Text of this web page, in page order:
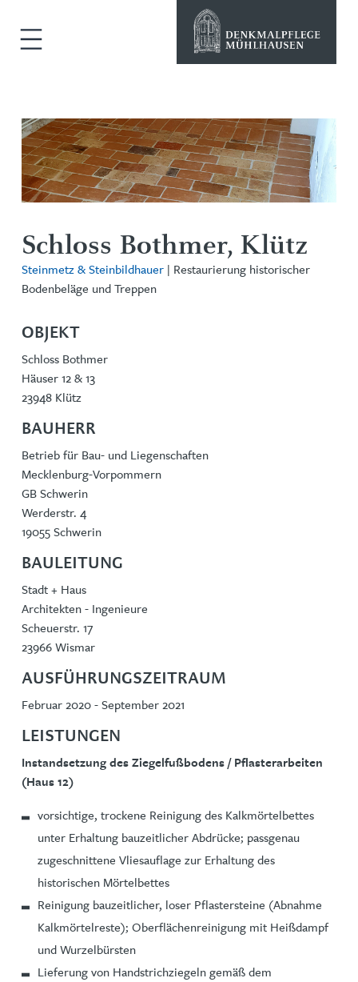
Schloss Bothmer, Klütz
Steinmetz & Steinbildhauer | Restaurierung historischer
Bodenbeläge und Treppen
OBJEKT
Schloss Bothmer
Häuser 12 & 13
23948 Klütz
BAUHERR
Betrieb für Bau- und Liegenschaften
Mecklenburg-Vorpommern
GB Schwerin
Werderstr. 4
19055 Schwerin
BAULEITUNG
Stadt + Haus
Architekten - Ingenieure
Scheuerstr. 17
23966 Wismar
AUSFÜHRUNGSZEITRAUM
Februar 2020 - September 2021
LEISTUNGEN
Instandsetzung des Ziegelfußbodens / Pflasterarbeiten
(Haus 12)
vorsichtige, trockene Reinigung des Kalkmörtelbettes
unter Erhaltung bauzeitlicher Abdrücke; passgenau
zugeschnittene Vliesauflage zur Erhaltung des
historischen Mörtelbettes
Reinigung bauzeitlicher, loser Pflastersteine (Abnahme
Kalkmörtelreste); Oberflächenreinigung mit Heißdampf
und Wurzelbürsten
Lieferung von Handstrichziegeln gemäß dem